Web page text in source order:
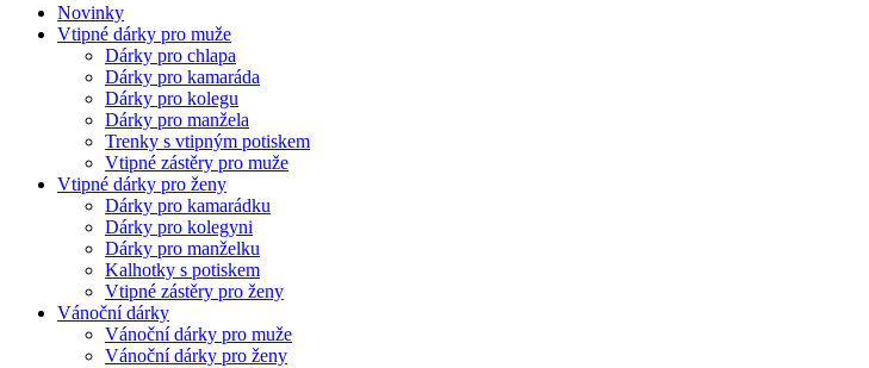
Novinky
Vtipné dárky pro muže
Dárky pro chlapa
Dárky pro kamaráda
Dárky pro kolegu
Dárky pro manžela
Trenky s vtipným potiskem
Vtipné zástěry pro muže
Vtipné dárky pro ženy
Dárky pro kamarádku
Dárky pro kolegyni
Dárky pro manželku
Kalhotky s potiskem
Vtipné zástěry pro ženy
Vánoční dárky
Vánoční dárky pro muže
Vánoční dárky pro ženy